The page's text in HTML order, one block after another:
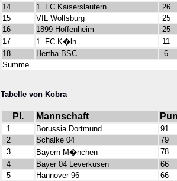
14
1. FC Kaiserslautern
26
15
VfL Wolfsburg
25
16
1899 Hoffenheim
25
17
1. FC K�ln
11
18
Hertha BSC
6
Summe
Tabelle von Kobra
Pl. Mannschaft
1 Borussia Dortmund
91
2
Schalke 04
79
3
Bayern M�nchen
78
4
Bayer 04 Leverkusen
66
5
Hannover 96
66